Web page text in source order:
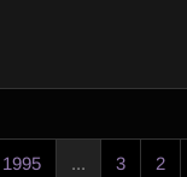
2
3
...
1995